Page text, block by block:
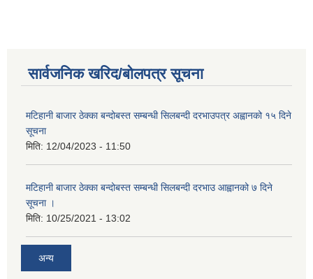
सार्वजनिक खरिद/बोलपत्र सूचना
मटिहानी बाजार ठेक्का बन्दोबस्त सम्बन्धी सिलबन्दी दरभाउपत्र अह्वानको १५ दिने
सूचना
मिति: 12/04/2023 - 11:50
मटिहानी बाजार ठेक्का बन्दोबस्त सम्बन्धी सिलबन्दी दरभाउ आह्वानको ७ दिने
सूचना ।
मिति: 10/25/2021 - 13:02
अन्य